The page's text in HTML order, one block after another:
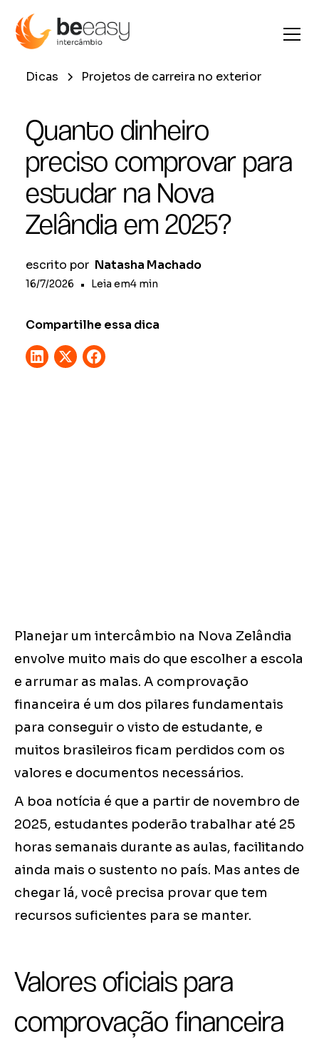
Dicas Projetos de carreira no exterior
Quanto dinheiro
preciso comprovar para
estudar na Nova
Zelândia em 2025?
escrito por Natasha Machado
16/7/2026 • Leia em4 min
Compartilhe essa dica
Planejar um intercâmbio na Nova Zelândia
envolve muito mais do que escolher a escola
e arrumar as malas. A comprovação
financeira é um dos pilares fundamentais
para conseguir o visto de estudante, e
muitos brasileiros ficam perdidos com os
valores e documentos necessários.
A boa notícia é que a partir de novembro de
2025, estudantes poderão trabalhar até 25
horas semanais durante as aulas, facilitando
ainda mais o sustento no país. Mas antes de
chegar lá, você precisa provar que tem
recursos suficientes para se manter.
Valores oficiais para
comprovação financeira